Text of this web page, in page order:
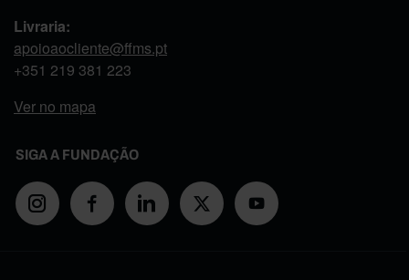
Livraria:
apoioaocliente@ffms.pt
+351 219 381 223
Ver no mapa
SIGA A FUNDAÇÃO